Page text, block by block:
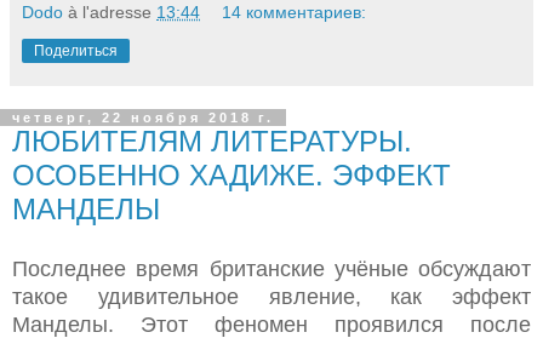
Dodo à l'adresse 13:44 14 комментариев:
Поделиться
четверг, 22 ноября 2018 г.
ЛЮБИТЕЛЯМ ЛИТЕРАТУРЫ.
ОСОБЕННО ХАДИЖЕ. ЭФФЕКТ
МАНДЕЛЫ
Последнее время британские учёные обсуждают
такое удивительное явление, как эффект
Манделы. Этот феномен проявился после